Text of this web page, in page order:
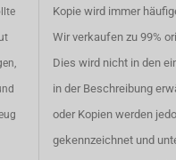
Kopie wird immer
Wir verkaufen zu 99%
Dies wird nicht in den
in der Beschreibung
oder Kopien werden
gekennzeichnet und